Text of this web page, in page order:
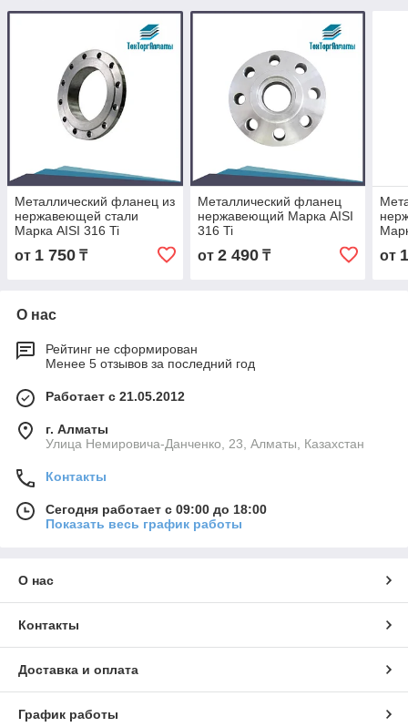
Металлический фланец из
нержавеющей стали
Марка AISI 316 Ti
от 1 750 ₸
Металлический фланец
нержавеющий Марка AISI
316 Ti
от 2 490₸ от
О нас
Рейтинг не сформирован
Менее 5 отзывов за последний год
Работает с 21.05.2012
г. Алматы
Улица Немировича-Данченко, 23, Алматы, Казахстан
Контакты
Сегодня работает с 09:00 до 18:00
Показать весь график работы
О нас
Контакты
Доставка и оплата
График работы